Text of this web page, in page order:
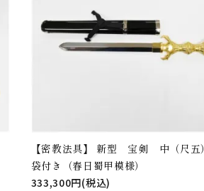
【密教法具】 新型 宝剣 中（尺五
袋付き（春日蜀甲模様）
333,300円(税込)